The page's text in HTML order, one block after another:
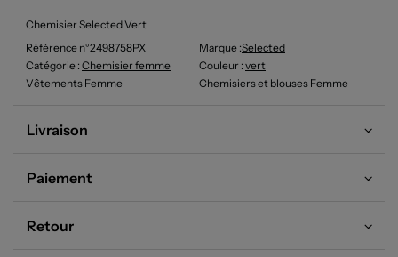
Chemisier Selected Vert
Référence n°2498758PX
Marque :Selected
Catégorie : Chemisier femme Couleur : vert
Vêtements Femme
Chemisiers et blouses Femme
Livraison
Paiement
Retour